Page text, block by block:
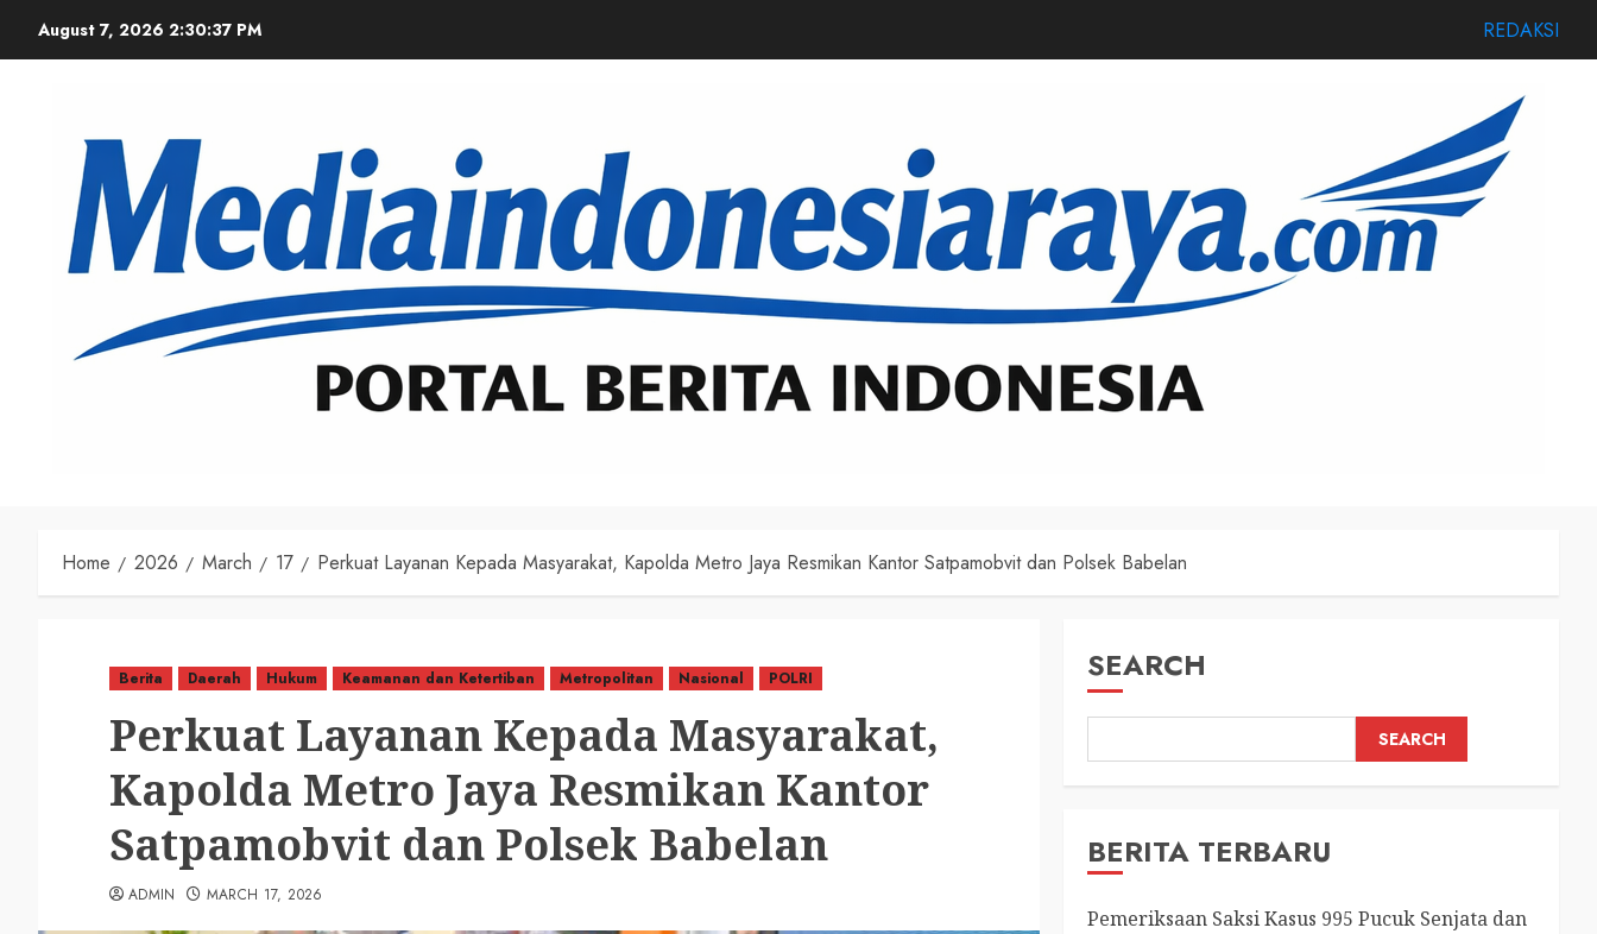
August 7, 2026 2:30:38 PM REDAKSI
Home 2026 March 17 Perkuat Layanan Kepada Masyarakat, Kapolda Metro Jaya Resmikan Kantor Satpamobvit dan Polsek Babelan
Berita Daerah Hukum Keamanan dan Ketertiban Metropolitan Nasional POLRI
Perkuat Layanan Kepada Masyarakat,
Kapolda Metro Jaya Resmikan Kantor
Satpamobvit dan Polsek Babelan
ADMIN MARCH 17, 2026
SEARCH
SEARCH
BERITA TERBARU
Pemeriksaan Saksi Kasus 995 Pucuk Senjata dan